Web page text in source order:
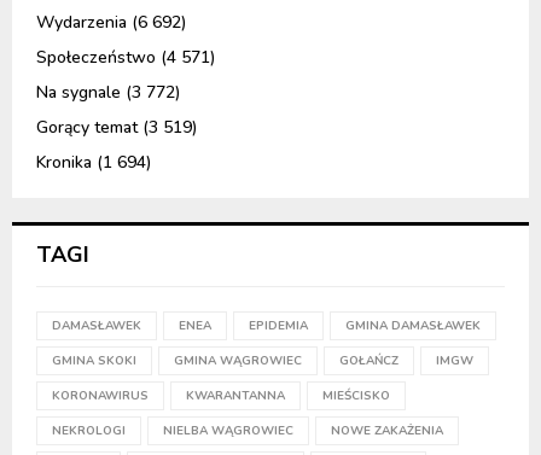
Wydarzenia (6 692)
Społeczeństwo (4 571)
Na sygnale (3 772)
Gorący temat(3 519)
Kronika (1 694)
TAGI
DAMASŁAWEK ENEA EPIDEMIA GMINA DAMASŁAWEK
GMINA SKOKI GMINA WĄGROWIEC GOŁAŃCZ IMGW
KORONAWIRUS KWARANTANNA MIEŚCISKO
NEKROLOGI NIELBA WĄGROWIEC NOWE ZAKAŻENIA